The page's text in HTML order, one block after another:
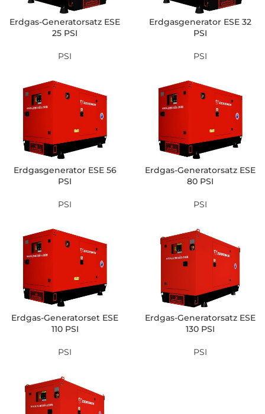
Erdgas-Generatorsatz ESE
25 PSI
PSI
Erdgasgenerator ESE 32
PSI
PSI
Erdgasgenerator ESE 56
PSI
PSI
Erdgas-Generatorsatz ESE
80 PSI
PSI
Erdgas-Generatorset ESE
110 PSI
PSI
Erdgas-Generatorsatz ESE
130 PSI
PSI